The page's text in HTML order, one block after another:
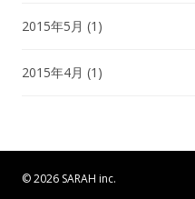
2015年5月 (1)
2015年4月 (1)
© 2026 SARAH inc.